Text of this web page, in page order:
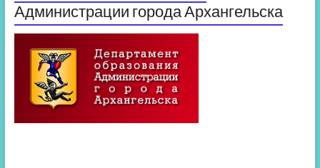
Администрации города Архангельска